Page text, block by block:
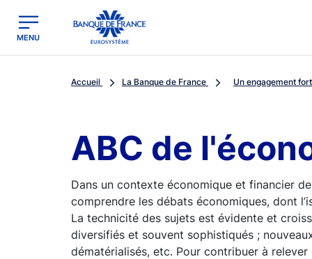
Banque de France - Menu Principal
MENU
Accueil La Banque de France Un engagement
ABC de
Dans un contexte économique et financier
comprendre les débats économiques, dont
La technicité des sujets est évidente et
diversifiés et souvent sophistiqués ;
dématérialisés, etc. Pour contribuer à